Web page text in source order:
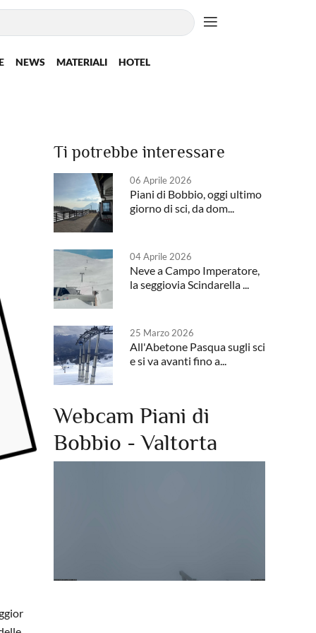
NEWS MATERIALI HOTEL
Ti potrebbe interessare
06 Aprile 2026
Piani di Bobbio, oggi ultimo
giorno di sci, da dom...
04 Aprile 2026
Neve a Campo Imperatore,
la seggiovia Scindarella ...
25 Marzo 2026
All'Abetone Pasqua sugli sci
e si va avanti fino a...
Webcam Piani di
Bobbio - Valtorta